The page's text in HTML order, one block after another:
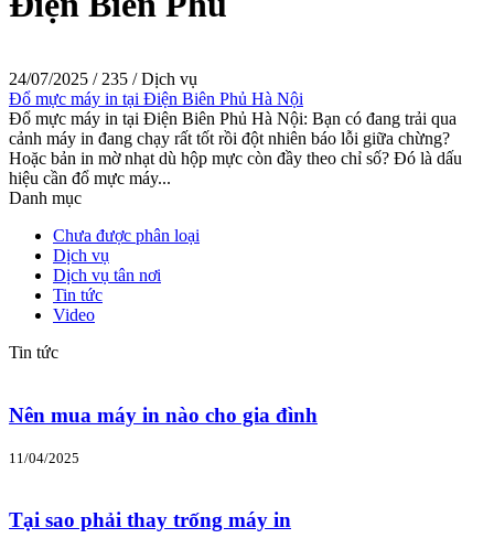
24/07/2025 / 235 /Dịch vụ
Đổ mực máy in tại Điện Biên Phủ Hà Nội
Đổ mực máy in tại Điện Biên Phủ Hà Nội: Bạn có đang trải qua
cảnh máy in đang chạy rất tốt rồi đột nhiên báo lỗi giữa chừng?
Hoặc bản in mờ nhạt dù hộp mực còn đầy theo chỉ số? Đó là dấu
hiệu cần đổ mực máy...
Danh mục
Chưa được phân loại
Dịch vụ
Dịch vụ tân nơi
Tin tức
Video
Tin tức
Nên mua máy in nào cho gia đình
11/04/2025
Tại sao phải thay trống máy in